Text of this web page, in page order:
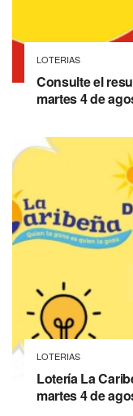
LOTERIAS
Consulte el
martes 4 de
LOTERIAS
Lotería La
martes 4 de